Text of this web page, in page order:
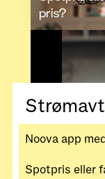
pris?
Noova app
Spotpris eller